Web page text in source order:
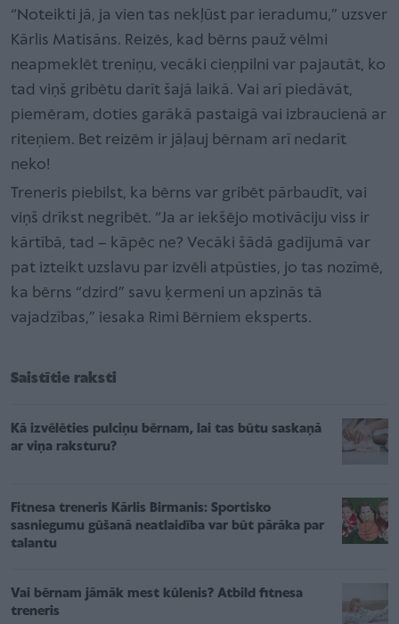
“Noteikti jā, ja vien tas nekļūst par ieradumu,” uzsver
Kārlis Matisāns. Reizēs, kad bērns pauž vēlmi
neapmeklēt treniņu, vecāki cieņpilni var pajautāt, ko
tad viņš gribētu darīt šajā laikā. Vai arī piedāvāt,
piemēram, doties garākā pastaigā vai izbraucienā ar
riteņiem. Bet reizēm ir jāļauj bērnam arī nedarīt
neko!
Treneris piebilst, ka bērns var gribēt pārbaudīt, vai
viņš drīkst negribēt. “Ja ar iekšējo motivāciju viss ir
kārtībā, tad – kāpēc ne? Vecāki šādā gadījumā var
pat izteikt uzslavu par izvēli atpūsties, jo tas nozīmē,
ka bērns “dzird” savu ķermeni un apzinās tā
vajadzības,” iesaka Rimi Bērniem eksperts.
Saistītie raksti
Kā izvēlēties pulciņu bērnam, lai tas būtu saskaņā
ar viņa raksturu?
Fitnesa treneris Kārlis Birmanis: Sportisko
sasniegumu gūšanā neatlaidība var būt pārāka par
talantu
Vai bērnam jāmāk mest kūlenis? Atbild fitnesa
treneris